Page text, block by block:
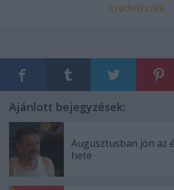
Eredeti cikk
Ajánlott bejegyzések:
Augusztusban jön az
hete